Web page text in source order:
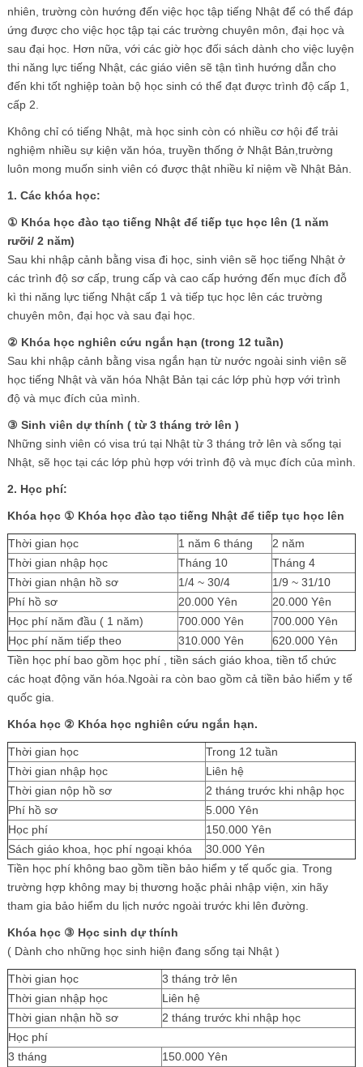
nhiên, trường còn hướng đến việc học tập tiếng Nhật để có thể đáp
ứng được cho việc học tập tại các trường chuyên môn, đại học và
sau đại học. Hơn nữa, với các giờ học đối sách dành cho việc luyện
thi năng lực tiếng Nhật, các giáo viên sẽ tận tình hướng dẫn cho
đến khi tốt nghiệp toàn bộ học sinh có thể đạt được trình độ cấp 1,
cấp 2.
Không chỉ có tiếng Nhật, mà học sinh còn có nhiều cơ hội để trải
nghiệm nhiều sự kiện văn hóa, truyền thống ở Nhật Bản,trường
luôn mong muốn sinh viên có được thật nhiều kỉ niệm về Nhật Bản.
1. Các khóa học:
① Khóa học đào tạo tiếng Nhật để tiếp tục học lên (1 năm
rưỡi/ 2 năm)
Sau khi nhập cảnh bằng visa đi học, sinh viên sẽ học tiếng Nhật ở
các trình độ sơ cấp, trung cấp và cao cấp hướng đến mục đích đỗ
kì thi năng lực tiếng Nhật cấp 1 và tiếp tục học lên các trường
chuyên môn, đại học và sau đại học.
② Khóa học nghiên cứu ngắn hạn (trong 12 tuần)
Sau khi nhập cảnh bằng visa ngắn hạn từ nước ngoài sinh viên sẽ
học tiếng Nhật và văn hóa Nhật Bản tại các lớp phù hợp với trình
độ và mục đích của mình.
③ Sinh viên dự thính ( từ 3 tháng trở lên )
Những sinh viên có visa trú tại Nhật từ 3 tháng trở lên và sống tại
Nhật, sẽ học tại các lớp phù hợp với trình độ và mục đích của mình.
2. Học phí:
Khóa học ① Khóa học đào tạo tiếng Nhật để tiếp tục học lên
Thời gian học 1 năm 6 tháng
2 năm
Thời gian nhập học
Tháng 10
Tháng 4
Thời gian nhận hồ sơ
1/4 ~ 30/4
1/9 ~ 31/10
Phí hồ sơ
20.000 Yên
20.000 Yên
Học phí năm đầu ( 1 năm)
700.000 Yên
700.000 Yên
Học phí năm tiếp theo
310.000 Yên
620.000 Yên
Tiền học phí bao gồm học phí , tiền sách giáo khoa, tiền tổ chức
các hoạt động văn hóa.Ngoài ra còn bao gồm cả tiền bảo hiểm y tế
quốc gia.
Khóa học ② Khóa học nghiên cứu ngắn hạn.
Thời gian học
Trong 12 tuần
Thời gian nhập học
Liên hệ
Thời gian nộp hồ sơ
2 tháng trước khi nhập học
Phí hồ sơ
5.000 Yên
Học phí
150.000 Yên
Sách giáo khoa, học phí ngoại khóa
30.000 Yên
Tiền học phí không bao gồm tiền bảo hiểm y tế quốc gia. Trong
trường hợp không may bị thương hoặc phải nhập viện, xin hãy
tham gia bảo hiểm du lịch nước ngoài trước khi lên đường.
Khóa học ③ Học sinh dự thính
( Dành cho những học sinh hiện đang sống tại Nhật )
Thời gian học
3 tháng trở lên
Thời gian nhập học
Liên hệ
Thời gian nhận hồ sơ
2 tháng trước khi nhập học
Học phí
3 tháng
150.000 Yên